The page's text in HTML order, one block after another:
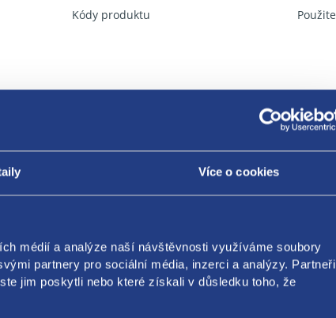
Více o cookies
médií a analýze naší návštěvnosti využíváme soubory
partnery pro sociální média, inzerci a analýzy. Partneři
jim poskytli nebo které získali v důsledku toho, že
Kódy produktu